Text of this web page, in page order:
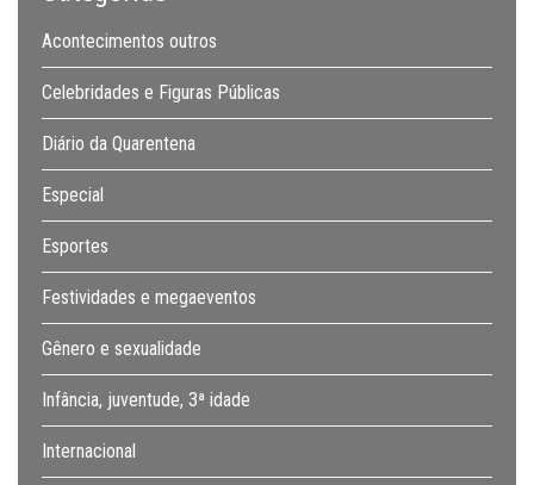
Acontecimentos outros
Celebridades e Figuras Públicas
Diário da Quarentena
Especial
Esportes
Festividades e megaeventos
Gênero e sexualidade
Infância, juventude, 3ª idade
Internacional